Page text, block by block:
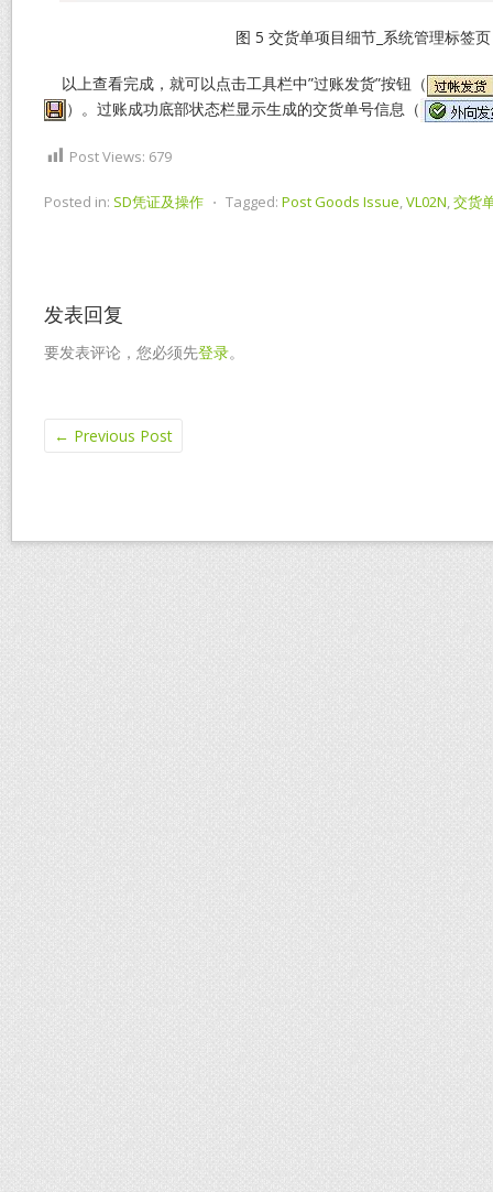
图 5 交货单项目细节_系统管理标签页
以上查看完成，就可以点击工具栏中”过账发货”按钮（
）。过账成功底部状态栏显示生成的交货单号信息（
Post Views: 679
Posted in: SD凭证及操作 ⋅ Tagged: Post Goods Issue,VL02N,交货
发表回复
要发表评论，您必须先登录。
← Previous Post